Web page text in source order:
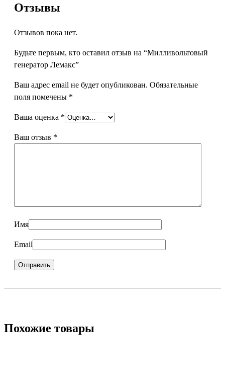
Отзывы
Отзывов пока нет.
Будьте первым, кто оставил отзыв на “Милливольтовый
генератор Лемакс”
Ваш адрес email не будет опубликован. Обязательные
поля помечены *
Ваша оценка *
Ваш отзыв *
Имя
Email
Похожие товары